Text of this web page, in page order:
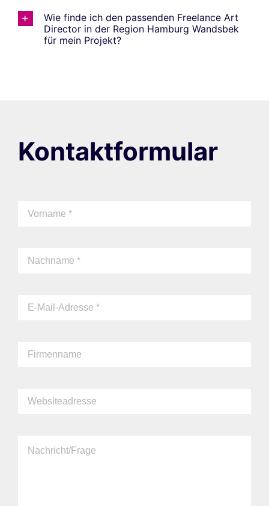
Wie finde ich den passenden Freelance Art
Director in der Region Hamburg Wandsbek
für mein Projekt?
Kontaktformular